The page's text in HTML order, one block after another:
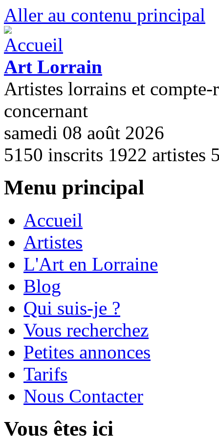
Aller au contenu principal
Art Lorrain
Artistes lorrains et compte-
concernant
samedi 08 août 2026
5150 inscrits 1922 artistes
Menu principal
Accueil
Artistes
L'Art en Lorraine
Blog
Qui suis-je ?
Vous recherchez
Petites annonces
Tarifs
Nous Contacter
Vous êtes ici